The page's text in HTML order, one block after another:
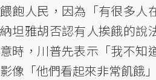
餵飽人民，因為「有很多人
納坦雅胡否認有人挨餓的說
意時，川普先表示「我不知
影像「他們看起來非常飢餓